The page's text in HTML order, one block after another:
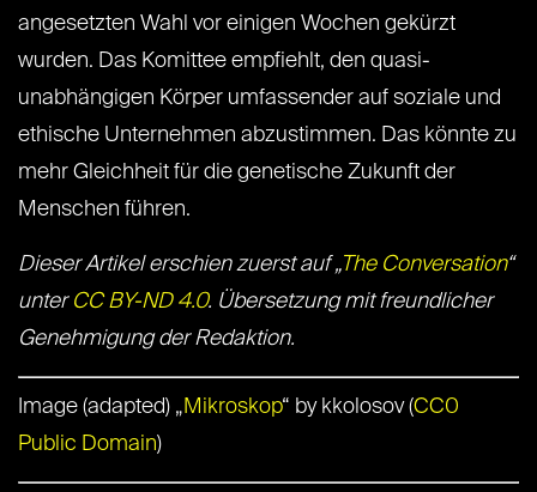
angesetzten Wahl vor einigen Wochen gekürzt
wurden. Das Komittee empfiehlt, den quasi-
unabhängigen Körper umfassender auf soziale und
ethische Unternehmen abzustimmen. Das könnte zu
mehr Gleichheit für die genetische Zukunft der
Menschen führen.
Dieser Artikel erschien zuerst auf „The Conversation“
unter CC BY-ND 4.0. Übersetzung mit freundlicher
Genehmigung der Redaktion.
Image (adapted) „ Mikroskop“ by kkolosov (CC0
Public Domain)